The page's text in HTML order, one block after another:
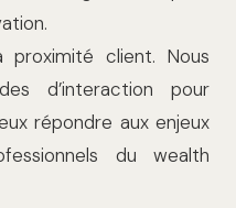
client. Nous
d’interaction pour
répondre aux enjeux
du wealth